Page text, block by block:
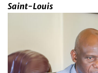
Saint-Louis